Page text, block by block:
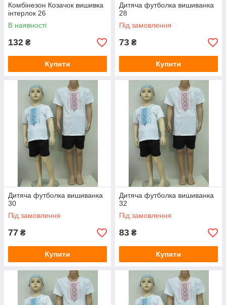
Комбінезон Козачок вишивка
інтерлок 26
В наявності
132 ₴
Купити
Дитяча футболка вишиванка
28
Під замовлення
73 ₴
Купити
Дитяча футболка вишиванка
30
Під замовлення
77 ₴
Купити
Дитяча футболка вишиванка
32
Під замовлення
83 ₴
Купити